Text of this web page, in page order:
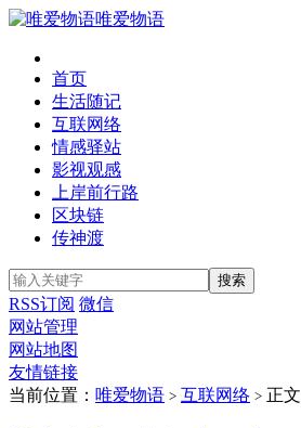
唯爱物语
首页
生活随记
互联网络
情感驿站
影视观感
上岸前行路
区块链
传神渡
RSS订阅 微信
网站管理
网站地图
友情链接
当前位置： 唯爱物语 > 互联网络 > 正文